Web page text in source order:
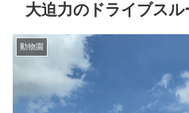
大迫力のドライブス
動物園